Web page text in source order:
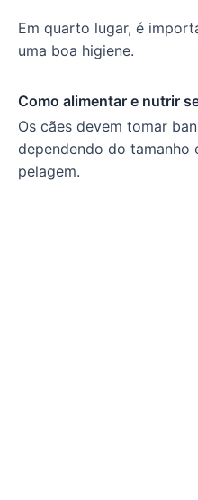
Em quarto lugar, é
uma boa higiene.
Como alimentar e nutrir
Os cães devem tomar
dependendo do tamanho
pelagem.